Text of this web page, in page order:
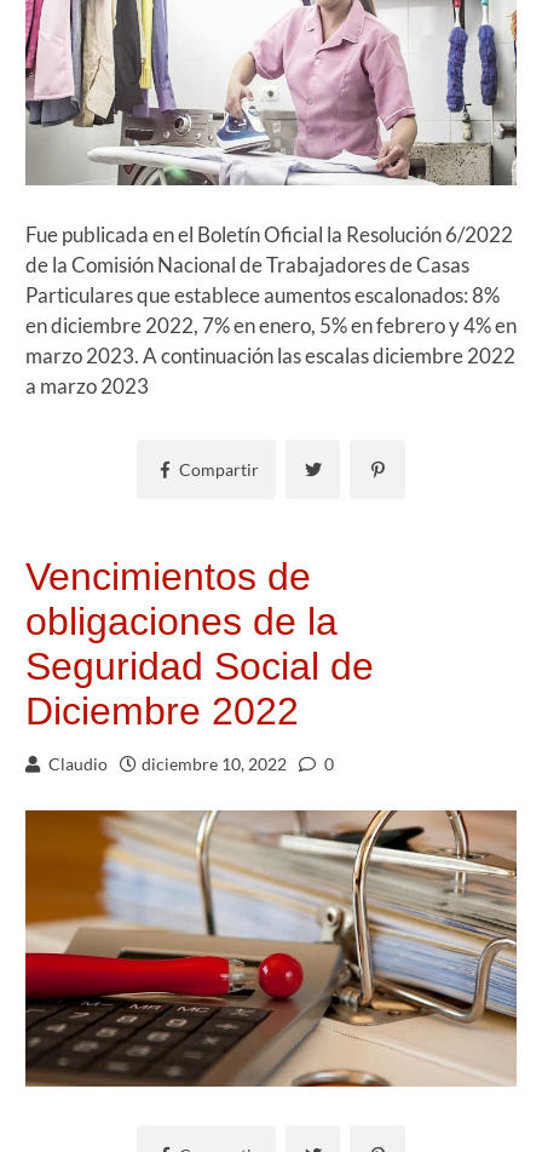
Fue publicada en el Boletín Oficial la Resolución 6/2022
de la Comisión Nacional de Trabajadores de Casas
Particulares que establece aumentos escalonados: 8%
en diciembre 2022, 7% en enero, 5% en febrero y 4% en
marzo 2023. A continuación las escalas diciembre 2022
a marzo 2023
Compartir
Vencimientos de
obligaciones de la
Seguridad Social de
Diciembre 2022
Claudio diciembre 10, 2022 0